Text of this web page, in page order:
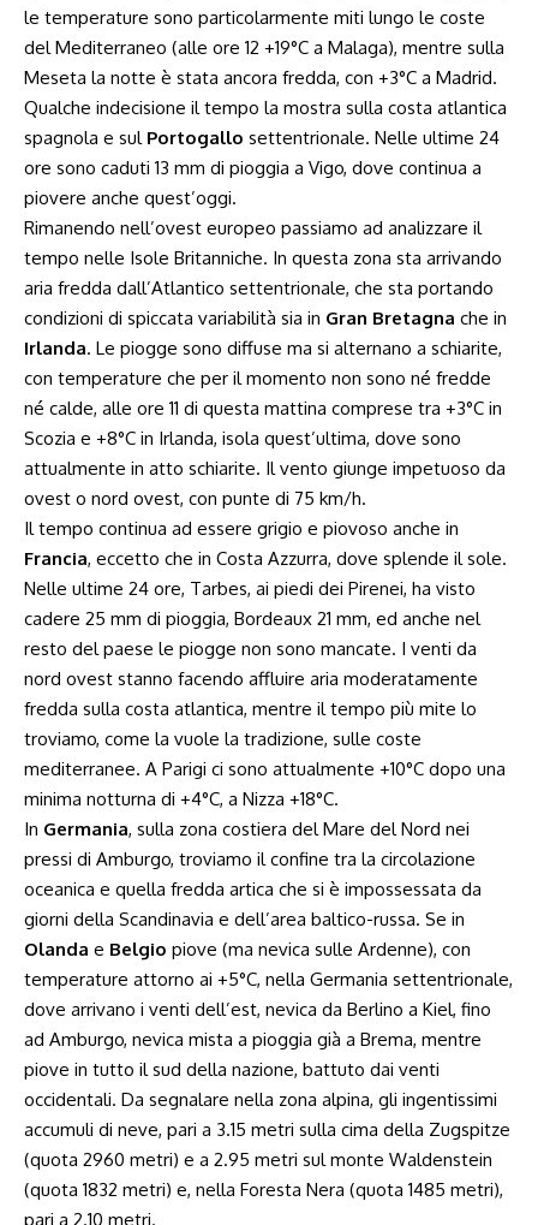
le temperature sono particolarmente miti lungo le coste
del Mediterraneo (alle ore 12 +19°C a Malaga), mentre sulla
Meseta la notte è stata ancora fredda, con +3°C a Madrid.
Qualche indecisione il tempo la mostra sulla costa atlantica
spagnola e sul Portogallo settentrionale. Nelle ultime 24
ore sono caduti 13 mm di pioggia a Vigo, dove continua a
piovere anche quest’oggi.
Rimanendo nell’ovest europeo passiamo ad analizzare il
tempo nelle Isole Britanniche. In questa zona sta arrivando
aria fredda dall’Atlantico settentrionale, che sta portando
condizioni di spiccata variabilità sia in Gran Bretagna che in
Irlanda. Le piogge sono diffuse ma si alternano a schiarite,
con temperature che per il momento non sono né fredde
né calde, alle ore 11 di questa mattina comprese tra +3°C in
Scozia e +8°C in Irlanda, isola quest’ultima, dove sono
attualmente in atto schiarite. Il vento giunge impetuoso da
ovest o nord ovest, con punte di 75 km/h.
Il tempo continua ad essere grigio e piovoso anche in
Francia, eccetto che in Costa Azzurra, dove splende il sole.
Nelle ultime 24 ore, Tarbes, ai piedi dei Pirenei, ha visto
cadere 25 mm di pioggia, Bordeaux 21 mm, ed anche nel
resto del paese le piogge non sono mancate. I venti da
nord ovest stanno facendo affluire aria moderatamente
fredda sulla costa atlantica, mentre il tempo più mite lo
troviamo, come la vuole la tradizione, sulle coste
mediterranee. A Parigi ci sono attualmente +10°C dopo una
minima notturna di +4°C, a Nizza +18°C.
In Germania, sulla zona costiera del Mare del Nord nei
pressi di Amburgo, troviamo il confine tra la circolazione
oceanica e quella fredda artica che si è impossessata da
giorni della Scandinavia e dell’area baltico-russa. Se in
Olanda e Belgio piove (ma nevica sulle Ardenne), con
temperature attorno ai +5°C, nella Germania settentrionale,
dove arrivano i venti dell’est, nevica da Berlino a Kiel, fino
ad Amburgo, nevica mista a pioggia già a Brema, mentre
piove in tutto il sud della nazione, battuto dai venti
occidentali. Da segnalare nella zona alpina, gli ingentissimi
accumuli di neve, pari a 3.15 metri sulla cima della Zugspitze
(quota 2960 metri) e a 2.95 metri sul monte Waldenstein
(quota 1832 metri) e, nella Foresta Nera (quota 1485 metri),
pari a 2.10 metri.